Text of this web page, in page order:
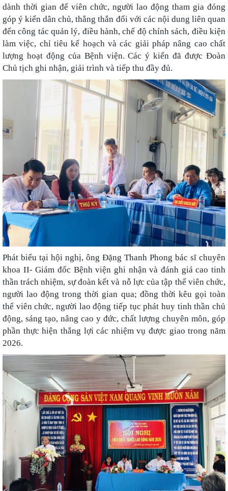
dành thời gian để viên chức, người lao động tham gia đóng
góp ý kiến dân chủ, thẳng thắn đối với các nội dung liên quan
đến công tác quản lý, điều hành, chế độ chính sách, điều kiện
làm việc, chỉ tiêu kế hoạch và các giải pháp nâng cao chất
lượng hoạt động của Bệnh viện. Các ý kiến đã được Đoàn
Chủ tịch ghi nhận, giải trình và tiếp thu đầy đủ.
Phát biểu tại hội nghị, ông Đặng Thanh Phong bác sĩ chuyên
khoa II- Giám đốc Bệnh viện ghi nhận và đánh giá cao tinh
thần trách nhiệm, sự đoàn kết và nỗ lực của tập thể viên chức,
người lao động trong thời gian qua; đồng thời kêu gọi toàn
thể viên chức, người lao động tiếp tục phát huy tinh thần chủ
động, sáng tạo, nâng cao y đức, chất lượng chuyên môn, góp
phần thực hiện thắng lợi các nhiệm vụ được giao trong năm
2026.